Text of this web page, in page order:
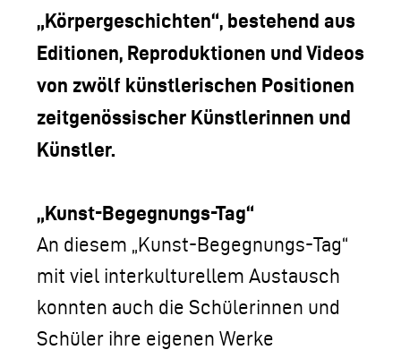
„Körpergeschichten“, bestehend aus
Editionen, Reproduktionen und Videos
von zwölf künstlerischen Positionen
zeitgenössischer Künstlerinnen und
Künstler.
„Kunst-Begegnungs-Tag“
An diesem „Kunst-Begegnungs-Tag“
mit viel interkulturellem Austausch
konnten auch die Schülerinnen und
Schüler ihre eigenen Werke